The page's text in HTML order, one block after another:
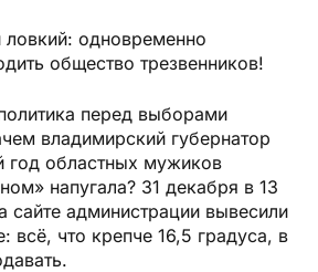
ловкий: одновременно
общество трезвенников!
перед выборами
владимирский губернатор
год областных мужиков
напугала? 31 декабря в 13
сайте администрации вывесили
всё, что крепче 16,5 градуса, в